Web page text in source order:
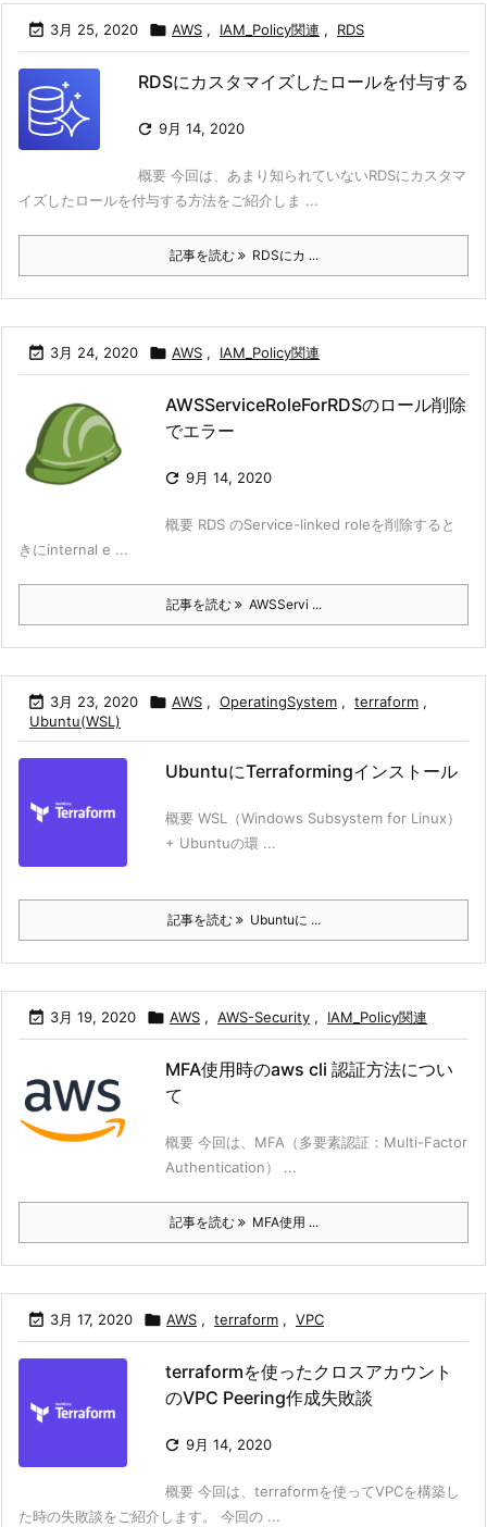
 3月 25, 2020  AWS , IAM_Policy関連 , RDS
RDSにカスタマイズしたロールを付与する
 9月 14, 2020
概要 今回は、あまり知られていないRDSにカスタマ
イズしたロールを付与する方法をご紹介しま ...
記事を読む RDSにカ ...
 3月 24, 2020  AWS , IAM_Policy関連
AWSServiceRoleForRDSのロール削除
でエラー
 9月 14, 2020
概要 RDS のService-linked roleを削除すると
きにinternal e ...
記事を読む AWSServi ...
 3月 23, 2020  AWS , OperatingSystem , terraform ,
Ubuntu(WSL)
UbuntuにTerraformingインストール
概要 WSL（Windows Subsystem for Linux）
+ Ubuntuの環 ...
記事を読む Ubuntuに ...
 3月 19, 2020  AWS , AWS-Security , IAM_Policy関連
MFA使用時のaws cli 認証方法につい
て
概要 今回は、MFA（多要素認証：Multi-Factor
Authentication） ...
記事を読む MFA使用 ...
 3月 17, 2020  AWS , terraform , VPC
terraformを使ったクロスアカウント
のVPC Peering作成失敗談
 9月 14, 2020
概要 今回は、terraformを使ってVPCを構築し
た時の失敗談をご紹介します。 今回の ...